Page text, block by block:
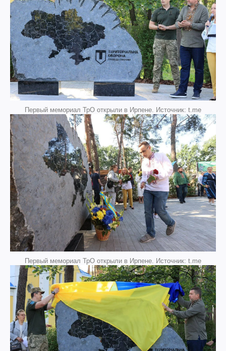
Первый мемориал ТрО открыли в Ирпене. Источник: t.me
Первый мемориал ТрО открыли в Ирпене. Источник: t.me